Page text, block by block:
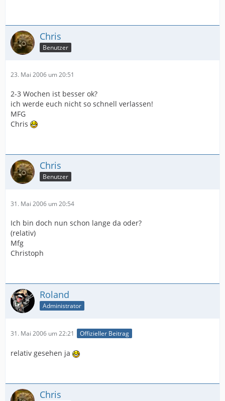
Chris
Benutzer
23. Mai 2006 um 20:51
2-3 Wochen ist besser ok?
ich werde euch nicht so schnell verlassen!
MFG
Chris
Chris
Benutzer
31. Mai 2006 um 20:54
Ich bin doch nun schon lange da oder?
(relativ)
Mfg
Christoph
Roland
Administrator
31. Mai 2006 um 22:21 Offizieller Beitrag
relativ gesehen ja
Chris